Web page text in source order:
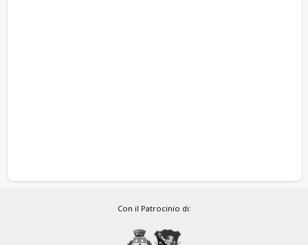
Con il Patrocinio di: